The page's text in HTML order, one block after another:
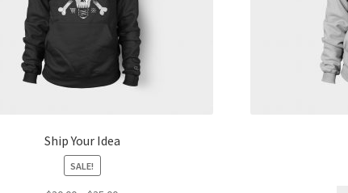
Ship Your Idea
SALE!